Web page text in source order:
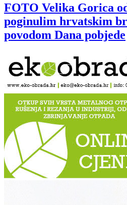
FOTO Velika Gorica
poginulim hrvatskim
povodom Dana pobjede